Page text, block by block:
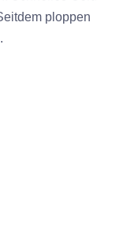
ploppen